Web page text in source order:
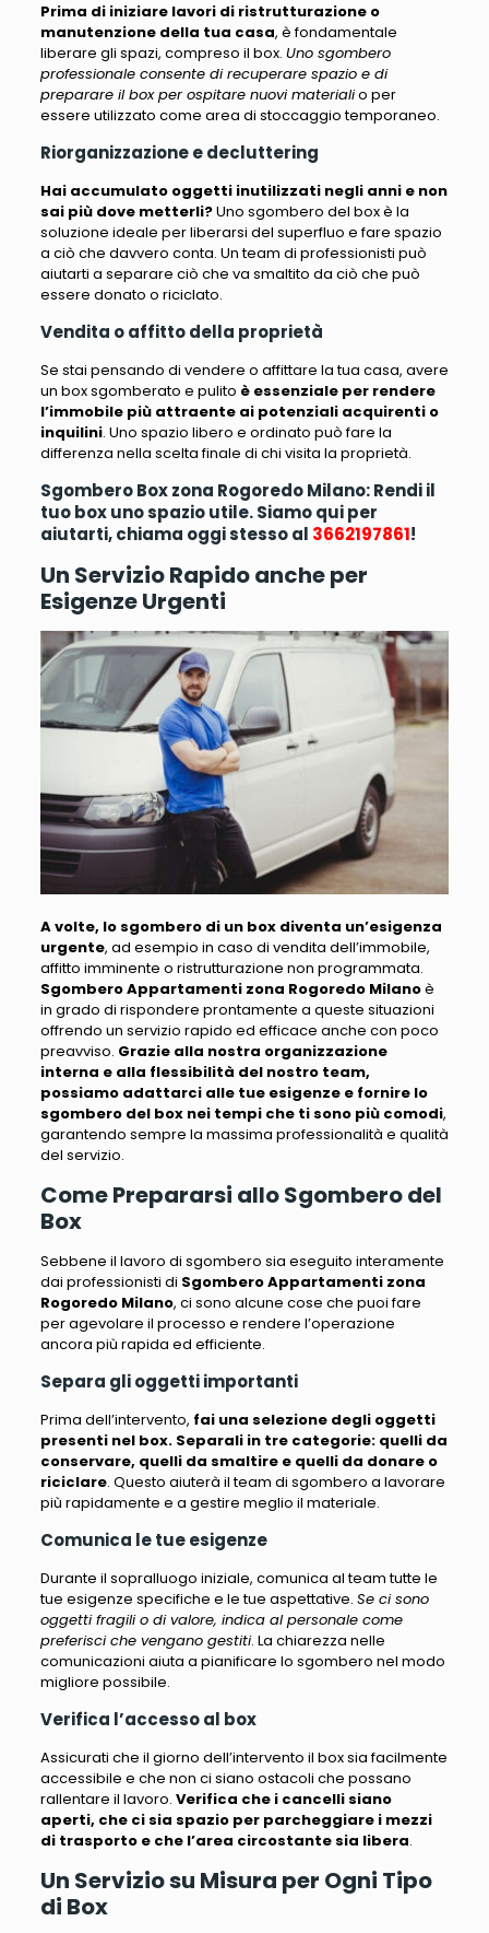
Prima di iniziare lavori di ristrutturazione o
manutenzione della tua casa, è fondamentale
liberare gli spazi, compreso il box. Uno sgombero
professionale consente di recuperare spazio e di
preparare il box per ospitare nuovi materialio per
essere utilizzato come area di stoccaggio temporaneo.
Riorganizzazione e decluttering
Hai accumulato oggetti inutilizzati negli anni e non
sai più dove metterli?Uno sgombero del boxè la
soluzione ideale per liberarsi del superfluo e fare spazio
a ciò che davvero conta. Un team di professionisti può
aiutarti a separare ciò che va smaltito da ciò che può
essere donato o riciclato.
Vendita o affitto della proprietà
Se stai pensando di vendere o affittare la tua casa, avere
un box sgomberato e pulito è essenziale per rendere
l’immobile più attraente ai potenziali acquirenti o
inquilini. Uno spazio libero e ordinato può fare la
differenza nella scelta finale di chi visita la proprietà.
Sgombero Box zona Rogoredo Milano: Rendi il
tuo box uno spazio utile. Siamo qui per
aiutarti, chiama oggi stesso al 3662197861!
Un Servizio Rapido anche per
Esigenze Urgenti
A volte, lo sgombero di un box diventa un’esigenza
urgente, ad esempio in caso di vendita dell’immobile,
affitto imminente o ristrutturazione non programmata.
Sgombero Appartamenti zona Rogoredo Milanoè
in grado di rispondere prontamente a queste situazioni
offrendo un servizio rapido ed efficace anche con poco
preavviso. Grazie alla nostra organizzazione
interna e alla flessibilità del nostro team,
possiamo adattarci alle tue esigenze e fornire lo
sgombero del box nei tempi che ti sono più comodi,
garantendo sempre la massima professionalità e qualità
del servizio.
Come Prepararsi allo Sgombero del
Box
Sebbene il lavoro di sgombero sia eseguito interamente
dai professionisti di Sgombero Appartamenti zona
Rogoredo Milano, ci sono alcune cose che puoi fare
per agevolare il processo e rendere l’operazione
ancora più rapida ed efficiente.
Separa gli oggetti importanti
Prima dell’intervento, fai una selezione degli oggetti
presenti nel box. Separali in tre categorie: quelli da
conservare, quelli da smaltire e quelli da donare o
riciclare. Questo aiuterà il team di sgombero a lavorare
più rapidamente e a gestire meglio il materiale.
Comunica le tue esigenze
Durante il sopralluogo iniziale, comunica al team tutte le
tue esigenze specifiche e le tue aspettative. Se ci sono
oggetti fragili o di valore, indica al personale come
preferisci che vengano gestiti. La chiarezza nelle
comunicazioni aiuta a pianificare lo sgombero nel modo
migliore possibile.
Verifica l’accesso al box
Assicurati che il giorno dell’intervento il box sia facilmente
accessibile e che non ci siano ostacoli che possano
rallentare il lavoro. Verifica che i cancelli siano
aperti, che ci sia spazio per parcheggiare i mezzi
di trasporto e che l’area circostante sia libera.
Un Servizio su Misura per Ogni Tipo
di Box